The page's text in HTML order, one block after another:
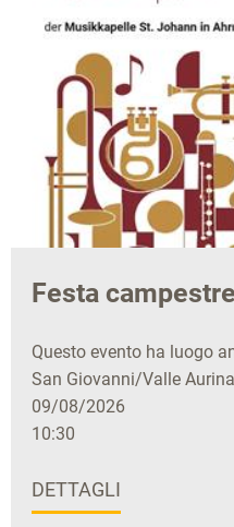
Festa
Questo evento ha luogo
San Giovanni/Valle Aurina
09/08/2026
10:30
DETTAGLI